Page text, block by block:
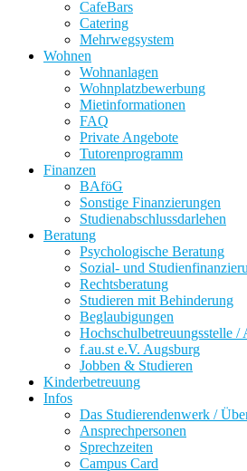
CafeBars
Catering
Mehrwegsystem
Wohnen
Wohnanlagen
Wohnplatzbewerbung
Mietinformationen
FAQ
Private Angebote
Tutorenprogramm
Finanzen
BAföG
Sonstige Finanzierungen
Studienabschlussdarlehen
Beratung
Psychologische Beratung
Sozial- und
Rechtsberatung
Studieren mit Behinderung
Beglaubigungen
Hochschulbetreuungsstelle /
f.au.st e.V. Augsburg
Jobben & Studieren
Kinderbetreuung
Infos
Das Studierendenwerk /
Ansprechpersonen
Sprechzeiten
Campus Card